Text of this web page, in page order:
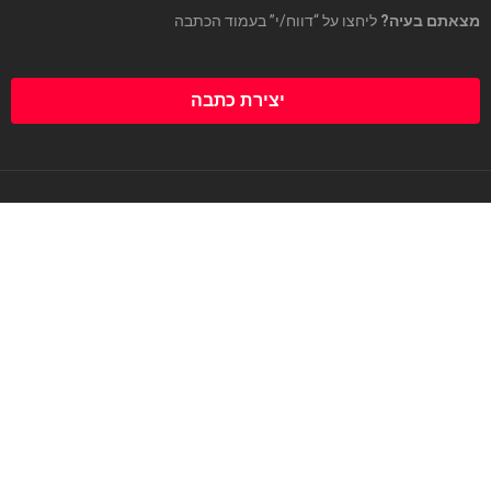
מצאתם בעיה? ליחצו על “דווח/י” בעמוד הכתבה
יצירת כתבה